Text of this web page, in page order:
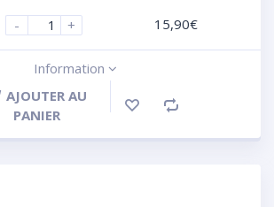
-
+
15,90€
Information
AJOUTER AU
PANIER